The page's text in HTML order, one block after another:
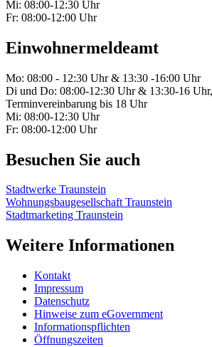
Mi: 08:00-12:30 Uhr
Fr: 08:00-12:00 Uhr
Einwohnermeldeamt
Mo: 08:00 - 12:30 Uhr & 13:30 -16:00 Uhr
Di und Do: 08:00-12:30 Uhr & 13:30-16
Terminvereinbarung bis 18 Uhr
Mi: 08:00-12:30 Uhr
Fr: 08:00-12:00 Uhr
Besuchen Sie auch
Stadtwerke Traunstein
Wohnungsbaugesellschaft Traunstein
Stadtmarketing Traunstein
Weitere Informationen
Kontakt
Impressum
Datenschutz
Hinweise zum eGovernment
Informationspflichten
Öffnungszeiten